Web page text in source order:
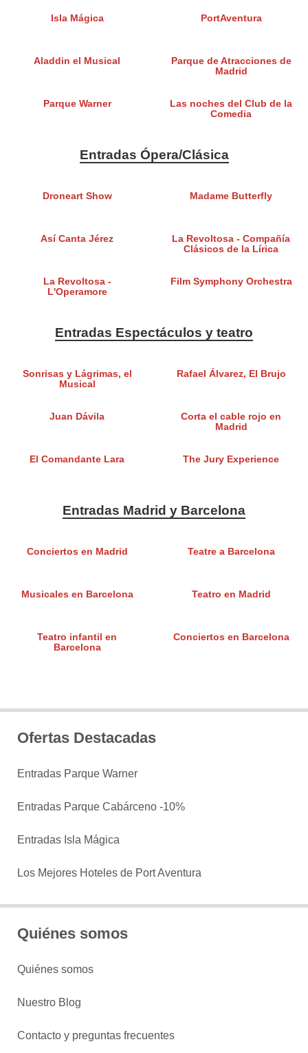
Isla Mágica PortAventura
Aladdin el Musical
Parque de Atracciones de
Madrid
Parque Warner
Las noches del Club de la
Comedia
Entradas Ópera/Clásica
Droneart Show Madame Butterfly
Así Canta Jérez
La Revoltosa - Compañía
Clásicos de la Lírica
La Revoltosa -
L'Operamore
Film Symphony Orchestra
Entradas Espectáculos y teatro
Sonrisas y Lágrimas, el
Musical
Rafael Álvarez, El Brujo
Juan Dávila
Corta el cable rojo en
Madrid
El Comandante Lara The Jury Experience
Entradas Madrid y Barcelona
Conciertos en Madrid Teatre a Barcelona
Musicales en Barcelona Teatro en Madrid
Teatro infantil en
Barcelona
Conciertos en Barcelona
Ofertas Destacadas
Entradas Parque Warner
Entradas Parque Cabárceno -10%
Entradas Isla Mágica
Los Mejores Hoteles de Port Aventura
Quiénes somos
Quiénes somos
Nuestro Blog
Contacto y preguntas frecuentes